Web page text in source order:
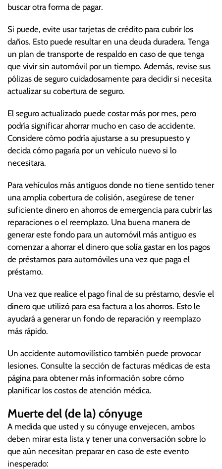
buscar otra forma de pagar.
Si puede, evite usar tarjetas de crédito para cubrir los
daños. Esto puede resultar en una deuda duradera. Tenga
un plan de transporte de respaldo en caso de que tenga
que vivir sin automóvil por un tiempo. Además, revise sus
pólizas de seguro cuidadosamente para decidir si necesita
actualizar su cobertura de seguro.
El seguro actualizado puede costar más por mes, pero
podría significar ahorrar mucho en caso de accidente.
Considere cómo podría ajustarse a su presupuesto y
decida cómo pagaría por un vehículo nuevo si lo
necesitara.
Para vehículos más antiguos donde no tiene sentido tener
una amplia cobertura de colisión, asegúrese de tener
suficiente dinero en ahorros de emergencia para cubrir las
reparaciones o el reemplazo. Una buena manera de
generar este fondo para un automóvil más antiguo es
comenzar a ahorrar el dinero que solía gastar en los pagos
de préstamos para automóviles una vez que paga el
préstamo.
Una vez que realice el pago final de su préstamo, desvíe el
dinero que utilizó para esa factura a los ahorros. Esto le
ayudará a generar un fondo de reparación y reemplazo
más rápido.
Un accidente automovilístico también puede provocar
lesiones. Consulte la sección de facturas médicas de esta
página para obtener más información sobre cómo
planificar los costos de atención médica.
Muerte del (de la) cónyuge
A medida que usted y su cónyuge envejecen, ambos
deben mirar esta lista y tener una conversación sobre lo
que aún necesitan preparar en caso de este evento
inesperado: